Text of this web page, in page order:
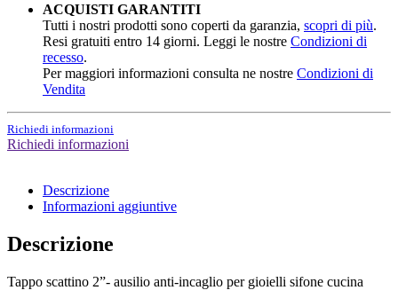
ACQUISTI GARANTITI
Tutti i nostri prodotti sono coperti da garanzia, scopri di più.
Resi gratuiti entro 14 giorni. Leggi le nostre Condizioni di
recesso.
Per maggiori informazioni consulta ne nostre Condizioni di
Vendita
Richiedi informazioni
Richiedi informazioni
Descrizione
Informazioni aggiuntive
Descrizione
Tappo scattino 2”- ausilio anti-incaglio per gioielli sifone cucina